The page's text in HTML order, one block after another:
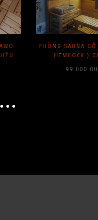
ĐỘC CẦN (
MÁY
INOX